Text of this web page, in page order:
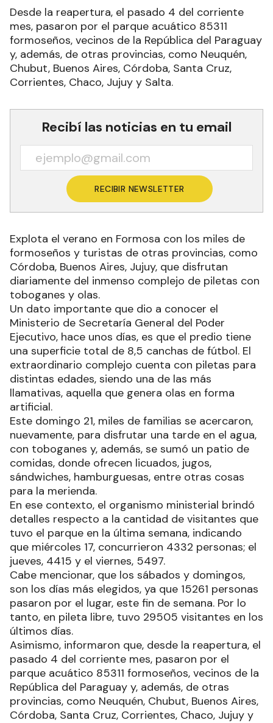
Desde la reapertura, el pasado 4 del corriente
mes, pasaron por el parque acuático 85311
formoseños, vecinos de la República del Paraguay
y, además, de otras provincias, como Neuquén,
Chubut, Buenos Aires, Córdoba, Santa Cruz,
Corrientes, Chaco, Jujuy y Salta.
Recibí las noticias en tu email
RECIBIR NEWSLETTER
Explota el verano en Formosa con los miles de
formoseños y turistas de otras provincias, como
Córdoba, Buenos Aires, Jujuy, que disfrutan
diariamente del inmenso complejo de piletas con
toboganes y olas.
Un dato importante que dio a conocer el
Ministerio de Secretaría General del Poder
Ejecutivo, hace unos días, es que el predio tiene
una superficie total de 8,5 canchas de fútbol. El
extraordinario complejo cuenta con piletas para
distintas edades, siendo una de las más
llamativas, aquella que genera olas en forma
artificial.
Este domingo 21, miles de familias se acercaron,
nuevamente, para disfrutar una tarde en el agua,
con toboganes y, además, se sumó un patio de
comidas, donde ofrecen licuados, jugos,
sándwiches, hamburguesas, entre otras cosas
para la merienda.
En ese contexto, el organismo ministerial brindó
detalles respecto a la cantidad de visitantes que
tuvo el parque en la última semana, indicando
que miércoles 17, concurrieron 4332 personas; el
jueves, 4415 y el viernes, 5497.
Cabe mencionar, que los sábados y domingos,
son los días más elegidos, ya que 15261 personas
pasaron por el lugar, este fin de semana. Por lo
tanto, en pileta libre, tuvo 29505 visitantes en los
últimos días.
Asimismo, informaron que, desde la reapertura, el
pasado 4 del corriente mes, pasaron por el
parque acuático 85311 formoseños, vecinos de la
República del Paraguay y, además, de otras
provincias, como Neuquén, Chubut, Buenos Aires,
Córdoba, Santa Cruz, Corrientes, Chaco, Jujuy y